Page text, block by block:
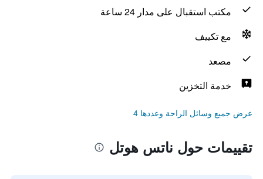
مكتب استقبال على مدار 24 ساعة
مع تكييف
مصعد
خدمة التخزين
عرض جميع وسائل الراحة وعددها 4
تقييمات حول ناتس هوتل